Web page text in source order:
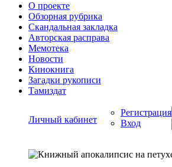
О проекте
Обзорная рубрика
Скандальная закладка
Авторская расправа
Мемотека
Новости
Кинокнига
Загадки рукописи
Тамиздат
Личный кабинет
Регистрация
Вход